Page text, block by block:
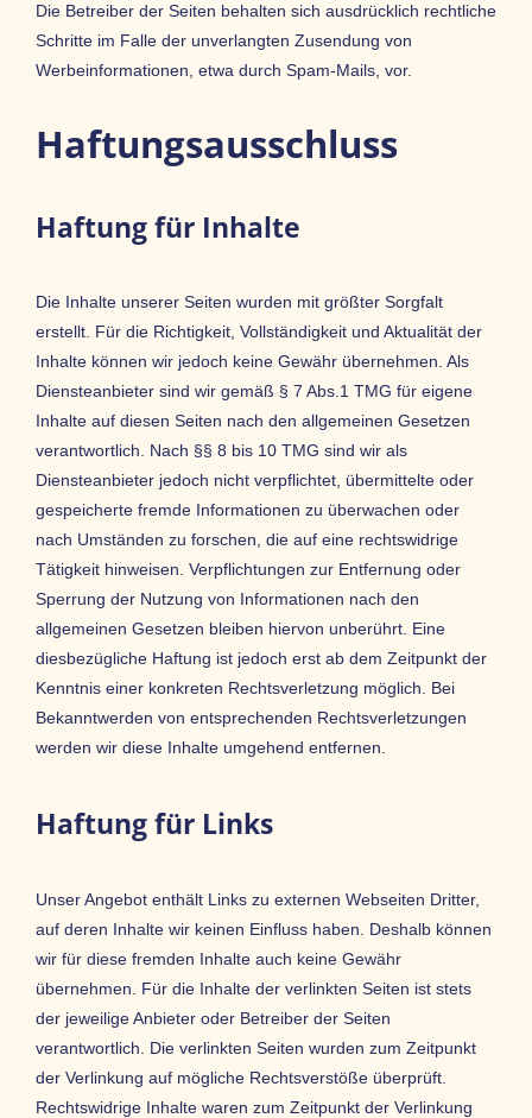
Die Betreiber der Seiten behalten sich ausdrücklich rechtliche
Schritte im Falle der unverlangten Zusendung von
Werbeinformationen, etwa durch Spam-Mails, vor.
Haftungsausschluss
Haftung für Inhalte
Die Inhalte unserer Seiten wurden mit größter Sorgfalt
erstellt. Für die Richtigkeit, Vollständigkeit und Aktualität der
Inhalte können wir jedoch keine Gewähr übernehmen. Als
Diensteanbieter sind wir gemäß § 7 Abs.1 TMG für eigene
Inhalte auf diesen Seiten nach den allgemeinen Gesetzen
verantwortlich. Nach §§ 8 bis 10 TMG sind wir als
Diensteanbieter jedoch nicht verpflichtet, übermittelte oder
gespeicherte fremde Informationen zu überwachen oder
nach Umständen zu forschen, die auf eine rechtswidrige
Tätigkeit hinweisen. Verpflichtungen zur Entfernung oder
Sperrung der Nutzung von Informationen nach den
allgemeinen Gesetzen bleiben hiervon unberührt. Eine
diesbezügliche Haftung ist jedoch erst ab dem Zeitpunkt der
Kenntnis einer konkreten Rechtsverletzung möglich. Bei
Bekanntwerden von entsprechenden Rechtsverletzungen
werden wir diese Inhalte umgehend entfernen.
Haftung für Links
Unser Angebot enthält Links zu externen Webseiten Dritter,
auf deren Inhalte wir keinen Einfluss haben. Deshalb können
wir für diese fremden Inhalte auch keine Gewähr
übernehmen. Für die Inhalte der verlinkten Seiten ist stets
der jeweilige Anbieter oder Betreiber der Seiten
verantwortlich. Die verlinkten Seiten wurden zum Zeitpunkt
der Verlinkung auf mögliche Rechtsverstöße überprüft.
Rechtswidrige Inhalte waren zum Zeitpunkt der Verlinkung